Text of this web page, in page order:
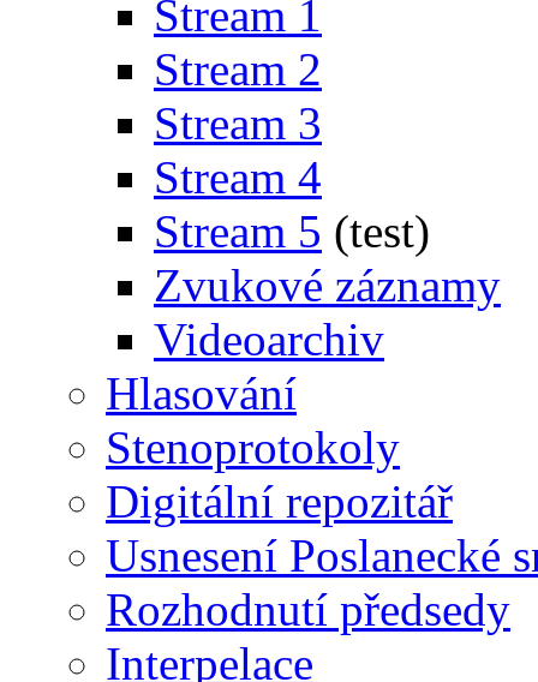
Stream 1
Stream 2
Stream 3
Stream 4
Stream 5 (test)
Zvukové záznamy
Videoarchiv
Hlasování
Stenoprotokoly
Digitální repozitář
Usnesení Poslanecké
Rozhodnutí předsedy
Interpelace